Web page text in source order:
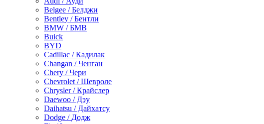
Belgee / Белджи
Bentley / Бентли
BMW / БМВ
Buick
BYD
Cadillac / Кадилак
Changan / Ченган
Chery / Чери
Chevrolet / Шевроле
Chrysler / Крайслер
Daewoo / Дэу
Daihatsu / Дайхатсу
Dodge / Додж